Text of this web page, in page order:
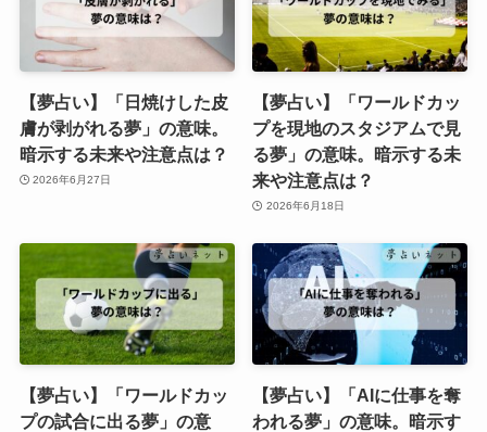
【夢占い】「日焼けした皮
膚が剥がれる夢」の意味。
暗示する未来や注意点は？
2026年6月27日
【夢占い】「ワールドカッ
プを現地のスタジアムで見
る夢」の意味。暗示する未
来や注意点は？
2026年6月18日
【夢占い】「ワールドカッ
プの試合に出る夢」の意
【夢占い】「AIに仕事を奪
われる夢」の意味。暗示す